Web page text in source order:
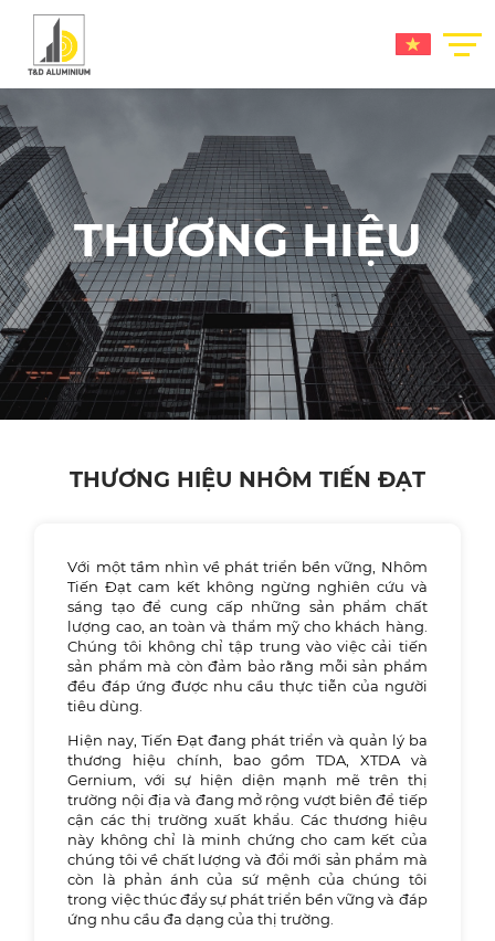
THƯƠNG HIỆU
THƯƠNG HIỆU NHÔM TIẾN ĐẠT
Với một tầm nhìn về phát triển bền vững, Nhôm
Tiến Đạt cam kết không ngừng nghiên cứu và
sáng tạo để cung cấp những sản phẩm chất
lượng cao, an toàn và thẩm mỹ cho khách hàng.
Chúng tôi không chỉ tập trung vào việc cải tiến
sản phẩm mà còn đảm bảo rằng mỗi sản phẩm
đều đáp ứng được nhu cầu thực tiễn của người
tiêu dùng.
Hiện nay, Tiến Đạt đang phát triển và quản lý ba
thương hiệu chính, bao gồm TDA, XTDA và
Gernium, với sự hiện diện mạnh mẽ trên thị
trường nội địa và đang mở rộng vượt biên để tiếp
cận các thị trường xuất khẩu. Các thương hiệu
này không chỉ là minh chứng cho cam kết của
chúng tôi về chất lượng và đổi mới sản phẩm mà
còn là phản ánh của sứ mệnh của chúng tôi
trong việc thúc đẩy sự phát triển bền vững và đáp
ứng nhu cầu đa dạng của thị trường.